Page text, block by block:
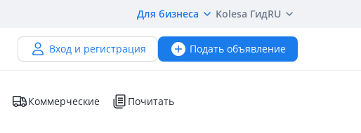
Для бизнеса Kolesa ГидRU
Вход и регистрация Подать объявление
Коммерческие Почитать